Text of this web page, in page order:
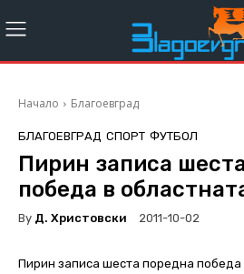
Начало Благоевград
БЛАГОЕВГРАД СПОРТ ФУТБОЛ
Пирин записа
победа в
By Д. Христовски 2011-10-02
Пирин записа шеста поредна победа